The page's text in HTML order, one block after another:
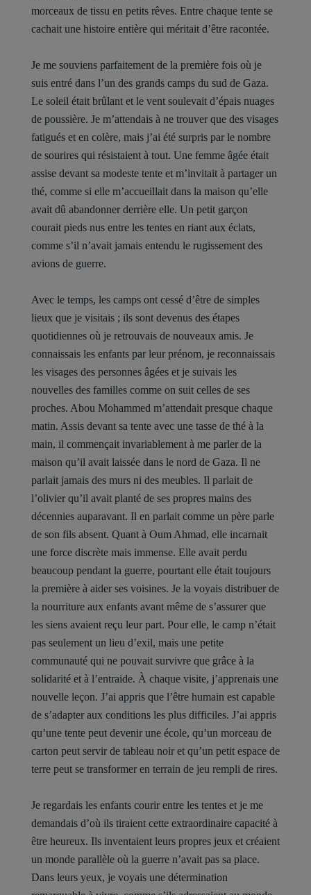
morceaux de tissu en petits rêves. Entre chaque tente se
cachait une histoire entière qui méritait d’être racontée.
Je me souviens parfaitement de la première fois où je
suis entré dans l’un des grands camps du sud de Gaza.
Le soleil était brûlant et le vent soulevait d’épais nuages
de poussière. Je m’attendais à ne trouver que des visages
fatigués et en colère, mais j’ai été surpris par le nombre
de sourires qui résistaient à tout. Une femme âgée était
assise devant sa modeste tente et m’invitait à partager un
thé, comme si elle m’accueillait dans la maison qu’elle
avait dû abandonner derrière elle. Un petit garçon
courait pieds nus entre les tentes en riant aux éclats,
comme s’il n’avait jamais entendu le rugissement des
avions de guerre.
Avec le temps, les camps ont cessé d’être de simples
lieux que je visitais ; ils sont devenus des étapes
quotidiennes où je retrouvais de nouveaux amis. Je
connaissais les enfants par leur prénom, je reconnaissais
les visages des personnes âgées et je suivais les
nouvelles des familles comme on suit celles de ses
proches. Abou Mohammed m’attendait presque chaque
matin. Assis devant sa tente avec une tasse de thé à la
main, il commençait invariablement à me parler de la
maison qu’il avait laissée dans le nord de Gaza. Il ne
parlait jamais des murs ni des meubles. Il parlait de
l’olivier qu’il avait planté de ses propres mains des
décennies auparavant. Il en parlait comme un père parle
de son fils absent. Quant à Oum Ahmad, elle incarnait
une force discrète mais immense. Elle avait perdu
beaucoup pendant la guerre, pourtant elle était toujours
la première à aider ses voisines. Je la voyais distribuer de
la nourriture aux enfants avant même de s’assurer que
les siens avaient reçu leur part. Pour elle, le camp n’était
pas seulement un lieu d’exil, mais une petite
communauté qui ne pouvait survivre que grâce à la
solidarité et à l’entraide. À chaque visite, j’apprenais une
nouvelle leçon. J’ai appris que l’être humain est capable
de s’adapter aux conditions les plus difficiles. J’ai appris
qu’une tente peut devenir une école, qu’un morceau de
carton peut servir de tableau noir et qu’un petit espace de
terre peut se transformer en terrain de jeu rempli de rires.
Je regardais les enfants courir entre les tentes et je me
demandais d’où ils tiraient cette extraordinaire capacité à
être heureux. Ils inventaient leurs propres jeux et créaient
un monde parallèle où la guerre n’avait pas sa place.
Dans leurs yeux, je voyais une détermination